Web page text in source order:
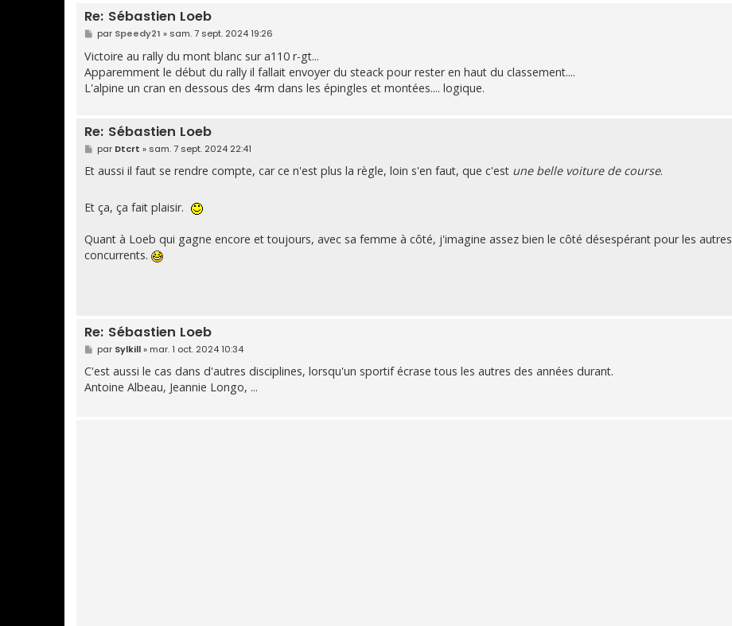
Re: Sébastien Loeb
M
e
s
s
a
g
e
par Speedy21 » sam. 7 sept. 2024 19:26
Victoire au rally du mont blanc sur a110 r-gt...
Apparemment le début du rally il fallait envoyer du steack pour rester en haut du classement....
L'alpine un cran en dessous des 4rm dans les épingles et montées.... logique.
Re: Sébastien Loeb
M
e
s
s
e
par Dtcrt » sam. 7 sept. 2024 22:41
Et aussi il faut se rendre compte, car ce n'est plus la règle, loin s'en faut, que c'est une belle voiture de course.
Et ça, ça fait plaisir.
Quant à Loeb qui gagne encore et toujours, avec sa femme à côté, j'imagine assez bien le côté désespérant pour les autres
concurrents.
Re: Sébastien Loeb
M
e
s
s
a
par Sylkill» mar. 1 oct. 2024 10:34
C'est aussi le cas dans d'autres disciplines, lorsqu'un sportif écrase tous les autres des années durant.
Antoine Albeau, Jeannie Longo, ...